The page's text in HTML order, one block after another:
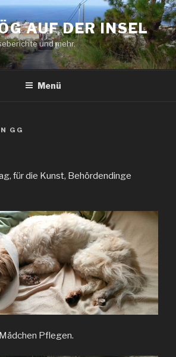
AUF DER INSEL
und mehr.
Menü
GG
für die Kunst, Behördendinge
Pflegen.